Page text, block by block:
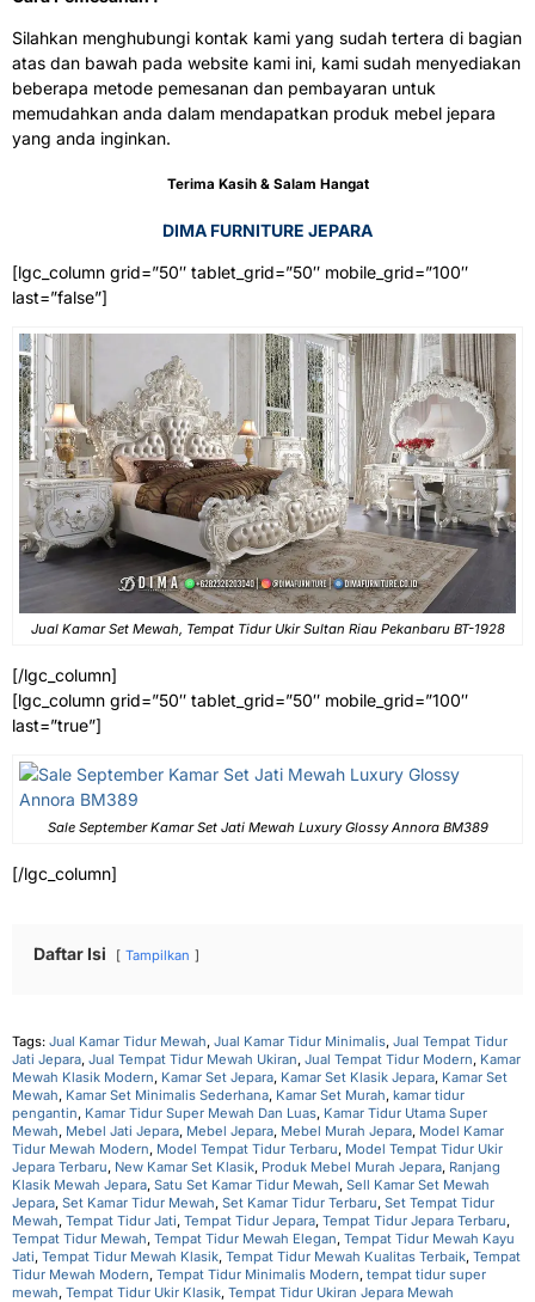
Silahkan menghubungi kontak kami yang sudah tertera di bagian
atas dan bawah pada website kami ini, kami sudah menyediakan
beberapa metode pemesanan dan pembayaran untuk
memudahkan anda dalam mendapatkan produk mebel jepara
yang anda inginkan.
Terima Kasih & Salam Hangat
DIMA FURNITURE JEPARA
[lgc_column grid=”50″ tablet_grid=”50″ mobile_grid=”100″
last=”false”]
Jual Kamar Set Mewah, Tempat Tidur Ukir Sultan Riau Pekanbaru BT-1928
[/lgc_column]
[lgc_column grid=”50″ tablet_grid=”50″ mobile_grid=”100″
last=”true”]
Sale September Kamar Set Jati Mewah Luxury Glossy Annora BM389
[/lgc_column]
Daftar Isi Tampilkan
Tags: Jual Kamar Tidur Mewah, Jual Kamar Tidur Minimalis, Jual Tempat Tidur
Jati Jepara, Jual Tempat Tidur Mewah Ukiran, Jual Tempat Tidur Modern, Kamar
Mewah Klasik Modern, Kamar Set Jepara, Kamar Set Klasik Jepara, Kamar Set
Mewah, Kamar Set Minimalis Sederhana, Kamar Set Murah, kamar tidur
pengantin, Kamar Tidur Super Mewah Dan Luas, Kamar Tidur Utama Super
Mewah, Mebel Jati Jepara, Mebel Jepara, Mebel Murah Jepara, Model Kamar
Tidur Mewah Modern, Model Tempat Tidur Terbaru, Model Tempat Tidur Ukir
Jepara Terbaru, New Kamar Set Klasik, Produk Mebel Murah Jepara, Ranjang
Klasik Mewah Jepara, Satu Set Kamar Tidur Mewah, Sell Kamar Set Mewah
Jepara, Set Kamar Tidur Mewah, Set Kamar Tidur Terbaru, Set Tempat Tidur
Mewah, Tempat Tidur Jati, Tempat Tidur Jepara, Tempat Tidur Jepara Terbaru,
Tempat Tidur Mewah, Tempat Tidur Mewah Elegan, Tempat Tidur Mewah Kayu
Jati, Tempat Tidur Mewah Klasik, Tempat Tidur Mewah Kualitas Terbaik, Tempat
Tidur Mewah Modern, Tempat Tidur Minimalis Modern, tempat tidur super
mewah, Tempat Tidur Ukir Klasik, Tempat Tidur Ukiran Jepara Mewah